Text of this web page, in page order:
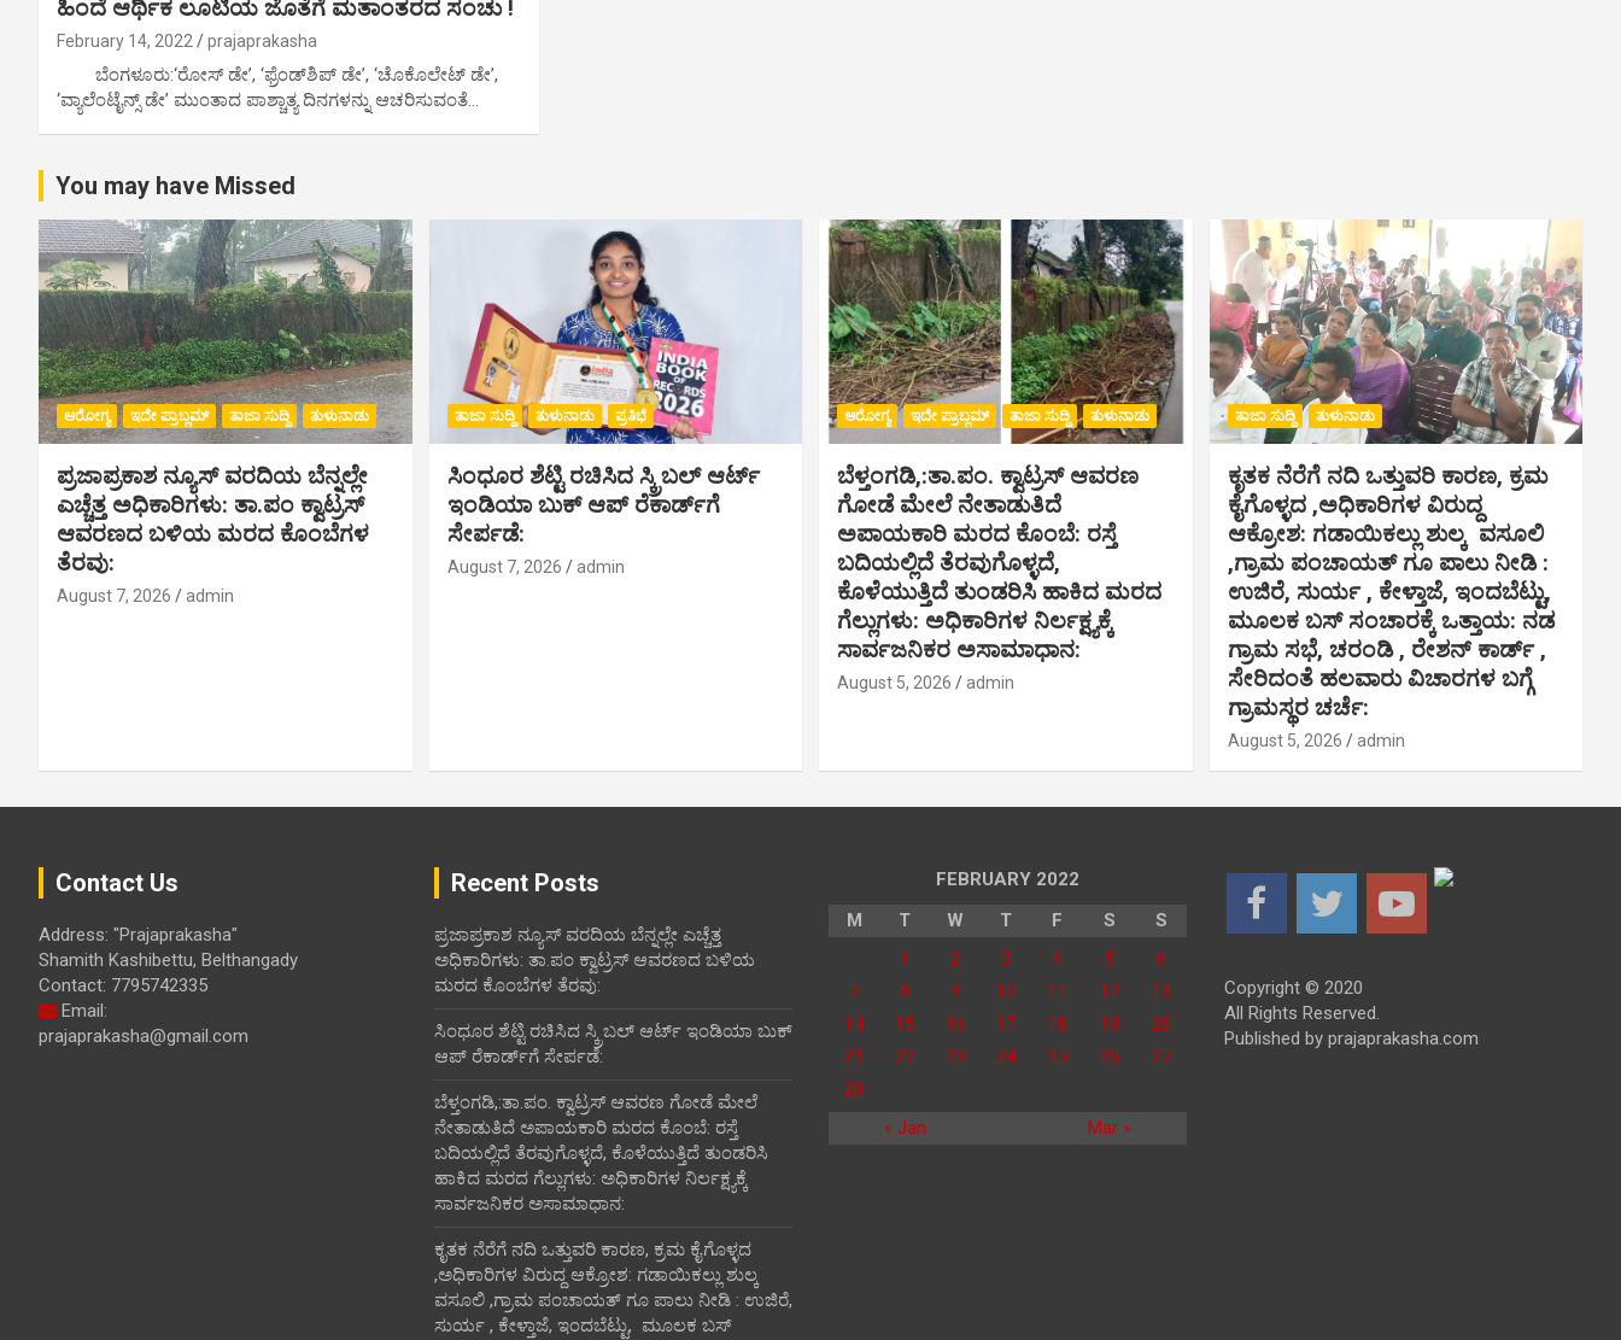
ಹಿಂದೆ ಆರ್ಥಿಕ ಲೂಟಿಯ ಜೊತೆಗೆ ಮತಾಂತರದ ಸಂಚು !
February 14, 2022 prajaprakasha
ಬೆಂಗಳೂರು:‘ರೋಸ್ ಡೇ’, ‘ಫ್ರೆಂಡ್‌ಶಿಪ್ ಡೇ’, ‘ಚೊಕೊಲೇಟ್ ಡೇ’,
‘ವ್ಯಾಲೆಂಟೈನ್ಸ್ ಡೇ’ ಮುಂತಾದ ಪಾಶ್ಚಾತ್ಯ ದಿನಗಳನ್ನು ಆಚರಿಸುವಂತೆ…
You may have Missed
ಆರೋಗ್ಯ ಇದೇ ಪ್ರಾಬ್ಲಮ್ ತಾಜಾ ಸುದ್ದಿ ತುಳುನಾಡು
ಪ್ರಜಾಪ್ರಕಾಶ ನ್ಯೂಸ್ ವರದಿಯ ಬೆನ್ನಲ್ಲೇ
ಎಚ್ಚೆತ್ತ ಅಧಿಕಾರಿಗಳು: ತಾ.ಪಂ ಕ್ವಾಟ್ರಸ್
ಆವರಣದ ಬಳಿಯ ಮರದ ಕೊಂಬೆಗಳ
ತೆರವು:
August 7, 2026 admin
ತಾಜಾ ಸುದ್ದಿ ತುಳುನಾಡು ಪ್ರತಿಭೆ
ಸಿಂಧೂರ ಶೆಟ್ಟಿ ರಚಿಸಿದ ಸ್ಕ್ರಿಬಲ್ ಆರ್ಟ್
ಇಂಡಿಯಾ ಬುಕ್ ಆಪ್ ರೆಕಾರ್ಡ್‌ಗೆ
ಸೇರ್ಪಡೆ:
August 7, 2026 admin
ಆರೋಗ್ಯ ಇದೇ ಪ್ರಾಬ್ಲಮ್ ತಾಜಾ ಸುದ್ದಿ ತುಳುನಾಡು
ಬೆಳ್ತಂಗಡಿ,:ತಾ.ಪಂ‌. ಕ್ವಾಟ್ರಸ್ ಆವರಣ
ಗೋಡೆ ಮೇಲೆ ನೇತಾಡುತಿದೆ
ಅಪಾಯಕಾರಿ ಮರದ ಕೊಂಬೆ: ರಸ್ತೆ
ಬದಿಯಲ್ಲಿದೆ ತೆರವುಗೊಳ್ಳದೆ,
ಕೊಳೆಯುತ್ತಿದೆ ತುಂಡರಿಸಿ ಹಾಕಿದ ಮರದ
ಗೆಲ್ಲುಗಳು: ಅಧಿಕಾರಿಗಳ ನಿರ್ಲಕ್ಷ್ಯಕ್ಕೆ
ಸಾರ್ವಜನಿಕರ ಅಸಾಮಾಧಾನ:
August 5, 2026 admin
ತಾಜಾ ಸುದ್ದಿ ತುಳುನಾಡು
ಕೃತಕ ನೆರೆಗೆ ನದಿ ಒತ್ತುವರಿ ಕಾರಣ, ಕ್ರಮ
ಕೈಗೊಳ್ಳದ ,ಅಧಿಕಾರಿಗಳ ವಿರುದ್ದ
ಆಕ್ರೋಶ: ಗಡಾಯಿಕಲ್ಲು ಶುಲ್ಕ ವಸೂಲಿ
,ಗ್ರಾಮ ಪಂಚಾಯತ್ ಗೂ ಪಾಲು ನೀಡಿ :
ಉಜಿರೆ, ಸುರ್ಯ , ಕೇಳ್ತಾಜೆ, ಇಂದಬೆಟ್ಟು,
ಮೂಲಕ ಬಸ್ ಸಂಚಾರಕ್ಕೆ ಒತ್ತಾಯ: ನಡ
ಗ್ರಾಮ ಸಭೆ, ಚರಂಡಿ , ರೇಶನ್ ಕಾರ್ಡ್ ,
ಸೇರಿದಂತೆ ಹಲವಾರು ವಿಚಾರಗಳ ಬಗ್ಗೆ
ಗ್ರಾಮಸ್ಥರ ಚರ್ಚೆ:
August 5, 2026 admin
Contact Us
Address: "Prajaprakasha"
Shamith Kashibettu, Belthangady
Contact: 7795742335
Email:
prajaprakasha@gmail.com
Recent Posts
ಪ್ರಜಾಪ್ರಕಾಶ ನ್ಯೂಸ್ ವರದಿಯ ಬೆನ್ನಲ್ಲೇ ಎಚ್ಚೆತ್ತ
ಅಧಿಕಾರಿಗಳು: ತಾ.ಪಂ ಕ್ವಾಟ್ರಸ್ ಆವರಣದ ಬಳಿಯ
ಮರದ ಕೊಂಬೆಗಳ ತೆರವು:
ಸಿಂಧೂರ ಶೆಟ್ಟಿ ರಚಿಸಿದ ಸ್ಕ್ರಿಬಲ್ ಆರ್ಟ್ ಇಂಡಿಯಾ ಬುಕ್
ಆಪ್ ರೆಕಾರ್ಡ್‌ಗೆ ಸೇರ್ಪಡೆ:
ಬೆಳ್ತಂಗಡಿ,:ತಾ.ಪಂ‌. ಕ್ವಾಟ್ರಸ್ ಆವರಣ ಗೋಡೆ ಮೇಲೆ
ನೇತಾಡುತಿದೆ ಅಪಾಯಕಾರಿ ಮರದ ಕೊಂಬೆ: ರಸ್ತೆ
ಬದಿಯಲ್ಲಿದೆ ತೆರವುಗೊಳ್ಳದೆ, ಕೊಳೆಯುತ್ತಿದೆ ತುಂಡರಿಸಿ
ಹಾಕಿದ ಮರದ ಗೆಲ್ಲುಗಳು: ಅಧಿಕಾರಿಗಳ ನಿರ್ಲಕ್ಷ್ಯಕ್ಕೆ
ಸಾರ್ವಜನಿಕರ ಅಸಾಮಾಧಾನ:
ಕೃತಕ ನೆರೆಗೆ ನದಿ ಒತ್ತುವರಿ ಕಾರಣ, ಕ್ರಮ ಕೈಗೊಳ್ಳದ
,ಅಧಿಕಾರಿಗಳ ವಿರುದ್ದ ಆಕ್ರೋಶ: ಗಡಾಯಿಕಲ್ಲು ಶುಲ್ಕ
ವಸೂಲಿ ,ಗ್ರಾಮ ಪಂಚಾಯತ್ ಗೂ ಪಾಲು ನೀಡಿ : ಉಜಿರೆ,
ಸುರ್ಯ , ಕೇಳ್ತಾಜೆ, ಇಂದಬೆಟ್ಟು, ಮೂಲಕ ಬಸ್
FEBRUARY 2022
M
T W T F S S
« Jan Mar »
1 2 3 4 5
6
7
8 9 10 11 12
13
14
15 16 17 18 19
20
21
22 23 24 25 26
27
28
Copyright © 2020
All Rights Reserved.
Published by prajaprakasha.com